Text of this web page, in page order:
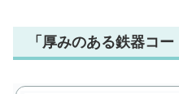
「厚みのある鉄器コー